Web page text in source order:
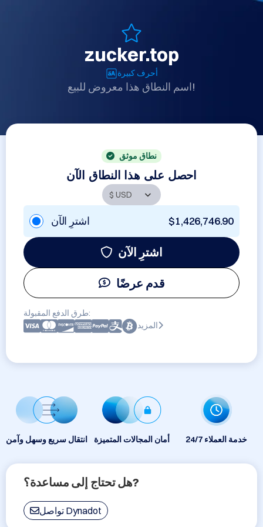
zucker.top
أحرف كبيرة
اسم النطاق هذا معروض للبيع!
نطاق موثق
احصل على هذا النطاق الآن
اشترِ الآن $1,426,746.90
اشترِ الآن
قدم عرضًا
طرق الدفع المقبولة:
المزيد
انتقال سريع وسهل وآمن أمان المجالات المتميزة 24/7 خدمة العملاء
هل تحتاج إلى مساعدة؟?
تواصل Dynadot